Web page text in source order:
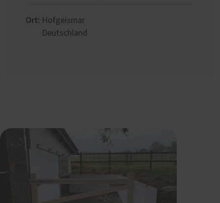
Ort: Hofgeismar
Deutschland